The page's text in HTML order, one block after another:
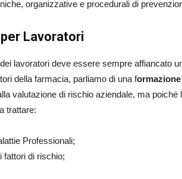
organizzative e procedurali di
Lavoratori
lavoratori deve essere sempre affiancato
della farmacia, parliamo di una f
valutazione di rischio aziendale, ma
trattare:
Professionali;
fattori di rischio;